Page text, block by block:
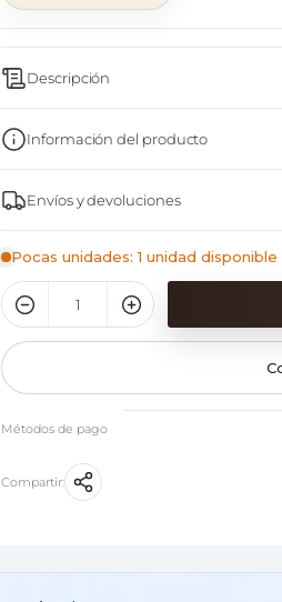
Descripción
Información del producto
Envíos y devoluciones
Pocas unidades: 1 unidad disponible
Métodos de pago
Compartir: